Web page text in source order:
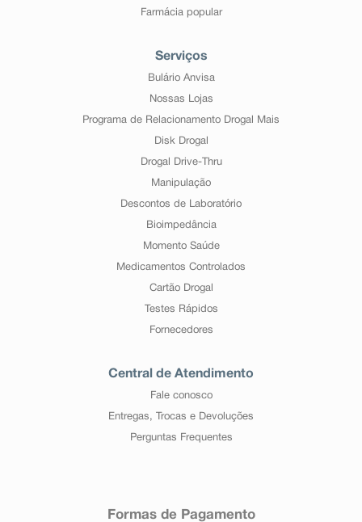
Farmácia popular
Serviços
Bulário Anvisa
Nossas Lojas
Programa de Relacionamento Drogal Mais
Disk Drogal
Drogal Drive-Thru
Manipulação
Descontos de Laboratório
Bioimpedância
Momento Saúde
Medicamentos Controlados
Cartão Drogal
Testes Rápidos
Fornecedores
Central de Atendimento
Fale conosco
Entregas, Trocas e Devoluções
Perguntas Frequentes
Formas de Pagamento